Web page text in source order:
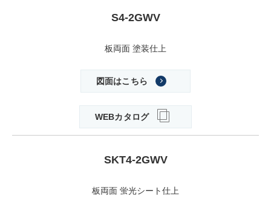
S4-2GWV
板両面 塗装仕上
図面はこちら
WEBカタログ
SKT4-2GWV
板両面 蛍光シート仕上